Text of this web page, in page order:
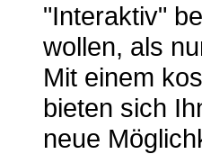
"Interaktiv"
wollen, als
Mit einem
bieten sich
neue